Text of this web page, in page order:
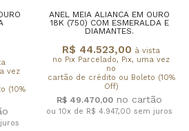
vez
(10%
ANEL MEIA ALIANCA EM OURO
18K (750) COM ESMERALDA E
DIAMANTES.
R$ 44.523,00 à vista
no Pix Parcelado, Pix, uma vez
no
cartão de crédito ou Boleto (10%
Off)
R$ 49.470,00
ou 10x de R$ 4.947,00 sem juros